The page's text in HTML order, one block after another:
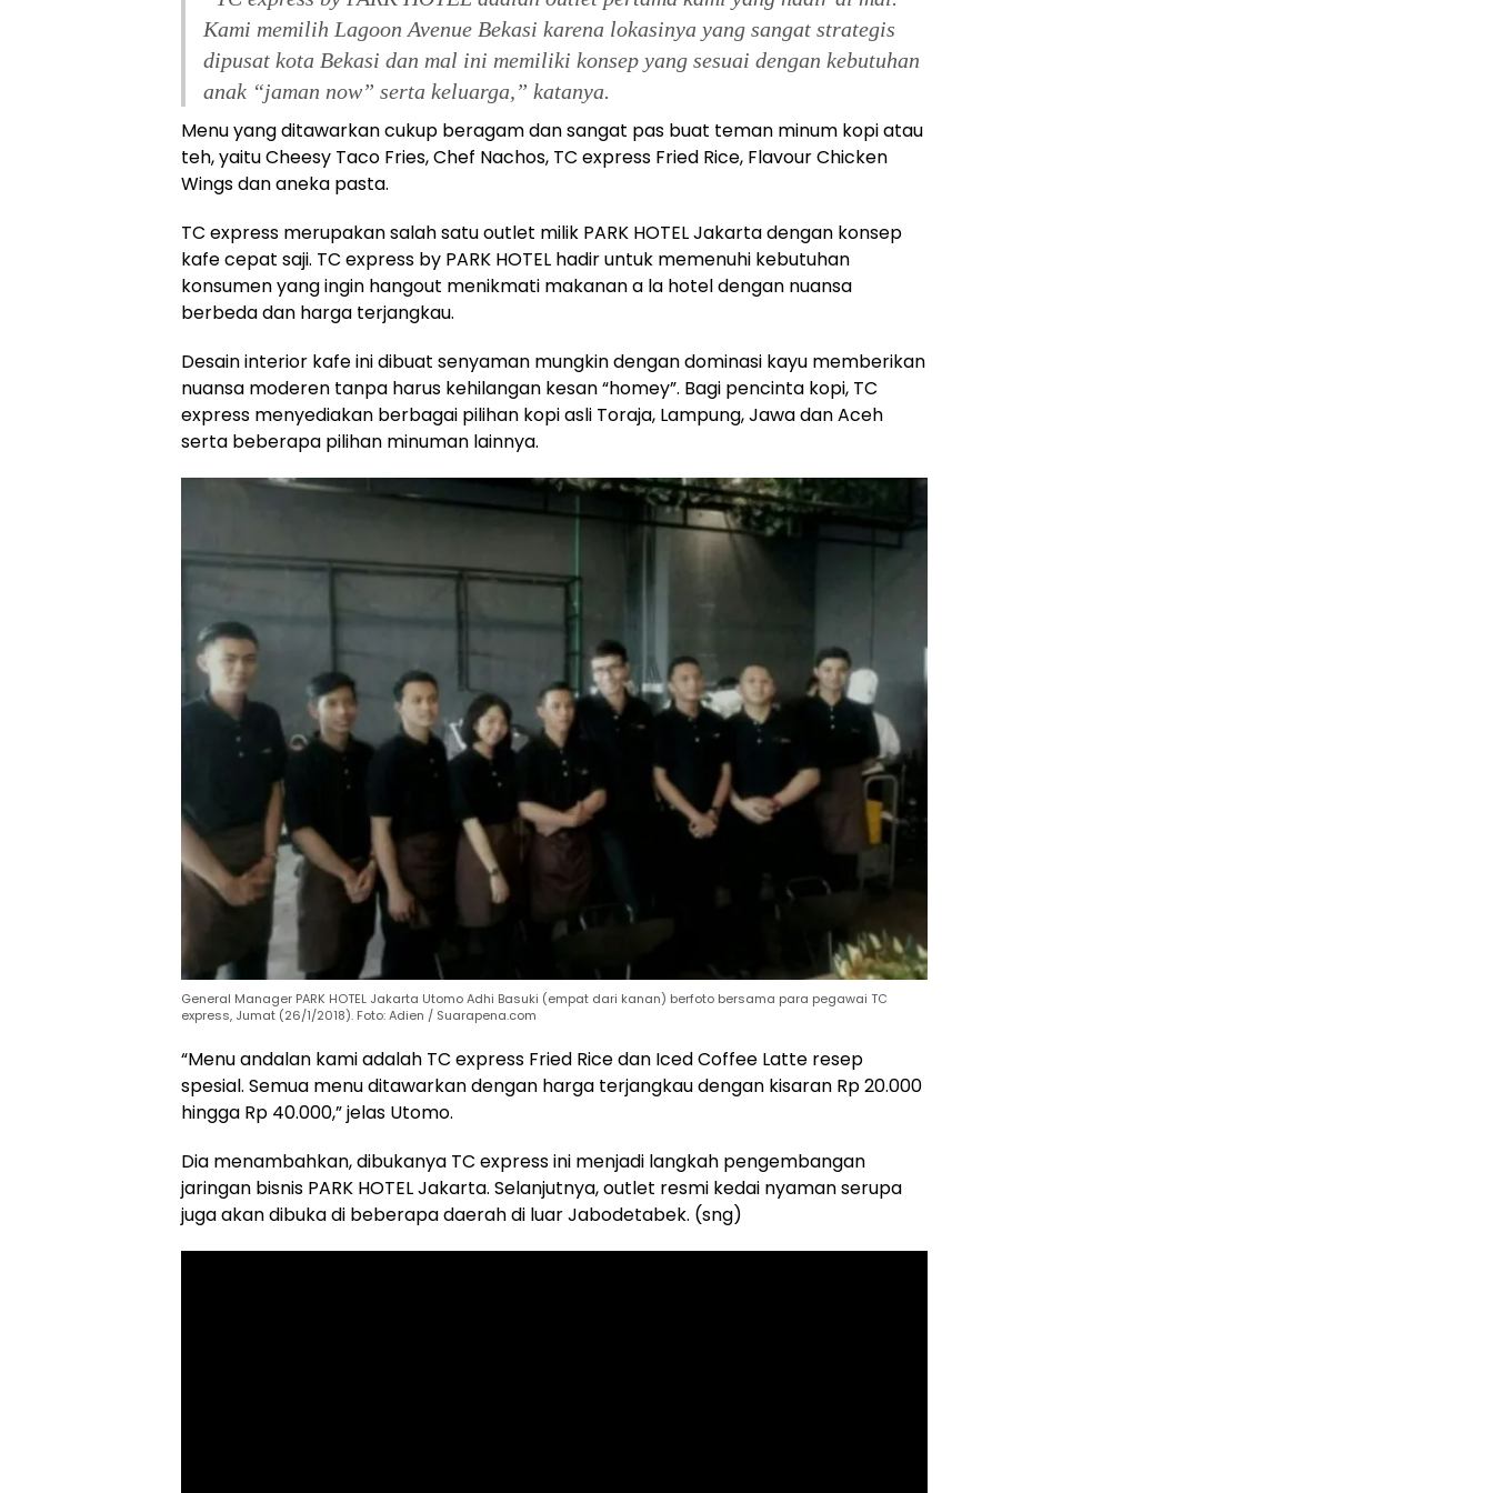
Kami memilih Lagoon Avenue Bekasi karena lokasinya yang sangat strategis
dipusat kota Bekasi dan mal ini memiliki konsep yang sesuai dengan kebutuhan
anak “jaman now” serta keluarga,” katanya.
Menu yang ditawarkan cukup beragam dan sangat pas buat teman minum kopi atau
teh, yaitu Cheesy Taco Fries, Chef Nachos, TC express Fried Rice, Flavour Chicken
Wings dan aneka pasta.
TC express merupakan salah satu outlet milik PARK HOTEL Jakarta dengan konsep
kafe cepat saji. TC express by PARK HOTEL hadir untuk memenuhi kebutuhan
konsumen yang ingin hangout menikmati makanan a la hotel dengan nuansa
berbeda dan harga terjangkau.
Desain interior kafe ini dibuat senyaman mungkin dengan dominasi kayu memberikan
nuansa moderen tanpa harus kehilangan kesan “homey”. Bagi pencinta kopi, TC
express menyediakan berbagai pilihan kopi asli Toraja, Lampung, Jawa dan Aceh
serta beberapa pilihan minuman lainnya.
General Manager PARK HOTEL Jakarta Utomo Adhi Basuki (empat dari kanan) berfoto bersama para pegawai TC
express, Jumat (26/1/2018). Foto: Adien / Suarapena.com
“Menu andalan kami adalah TC express Fried Rice dan Iced Coffee Latte resep
spesial. Semua menu ditawarkan dengan harga terjangkau dengan kisaran Rp 20.000
hingga Rp 40.000,” jelas Utomo.
Dia menambahkan, dibukanya TC express ini menjadi langkah pengembangan
jaringan bisnis PARK HOTEL Jakarta. Selanjutnya, outlet resmi kedai nyaman serupa
juga akan dibuka di beberapa daerah di luar Jabodetabek. (sng)